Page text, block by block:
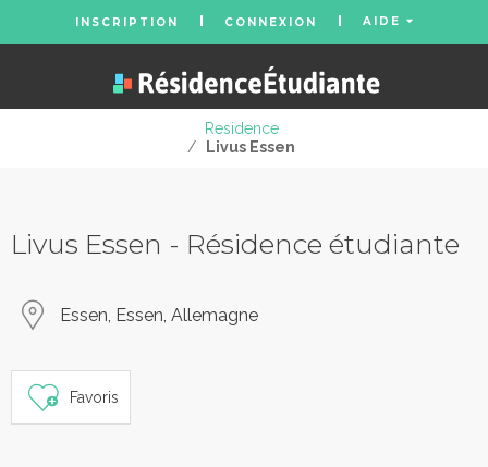
INSCRIPTION CONNEXION AIDE
Residence
/
Livus Essen
Livus Essen - Résidence étudiante
Essen, Essen, Allemagne
Favoris